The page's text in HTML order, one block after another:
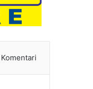
Komentari